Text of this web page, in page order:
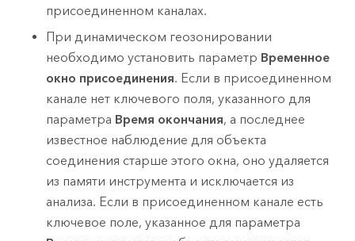
присоединенном каналах.
При динамическом геозонировании
необходимо установить параметр Временное
окно присоединения. Если в присоединенном
канале нет ключевого поля, указанного для
параметра Время окончания, а последнее
известное наблюдение для объекта
соединения старше этого окна, оно удаляется
из памяти инструмента и исключается из
анализа. Если в присоединенном канале есть
ключевое поле, указанное для параметра